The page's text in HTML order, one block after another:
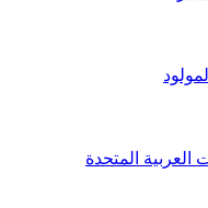
العربية المتحدة